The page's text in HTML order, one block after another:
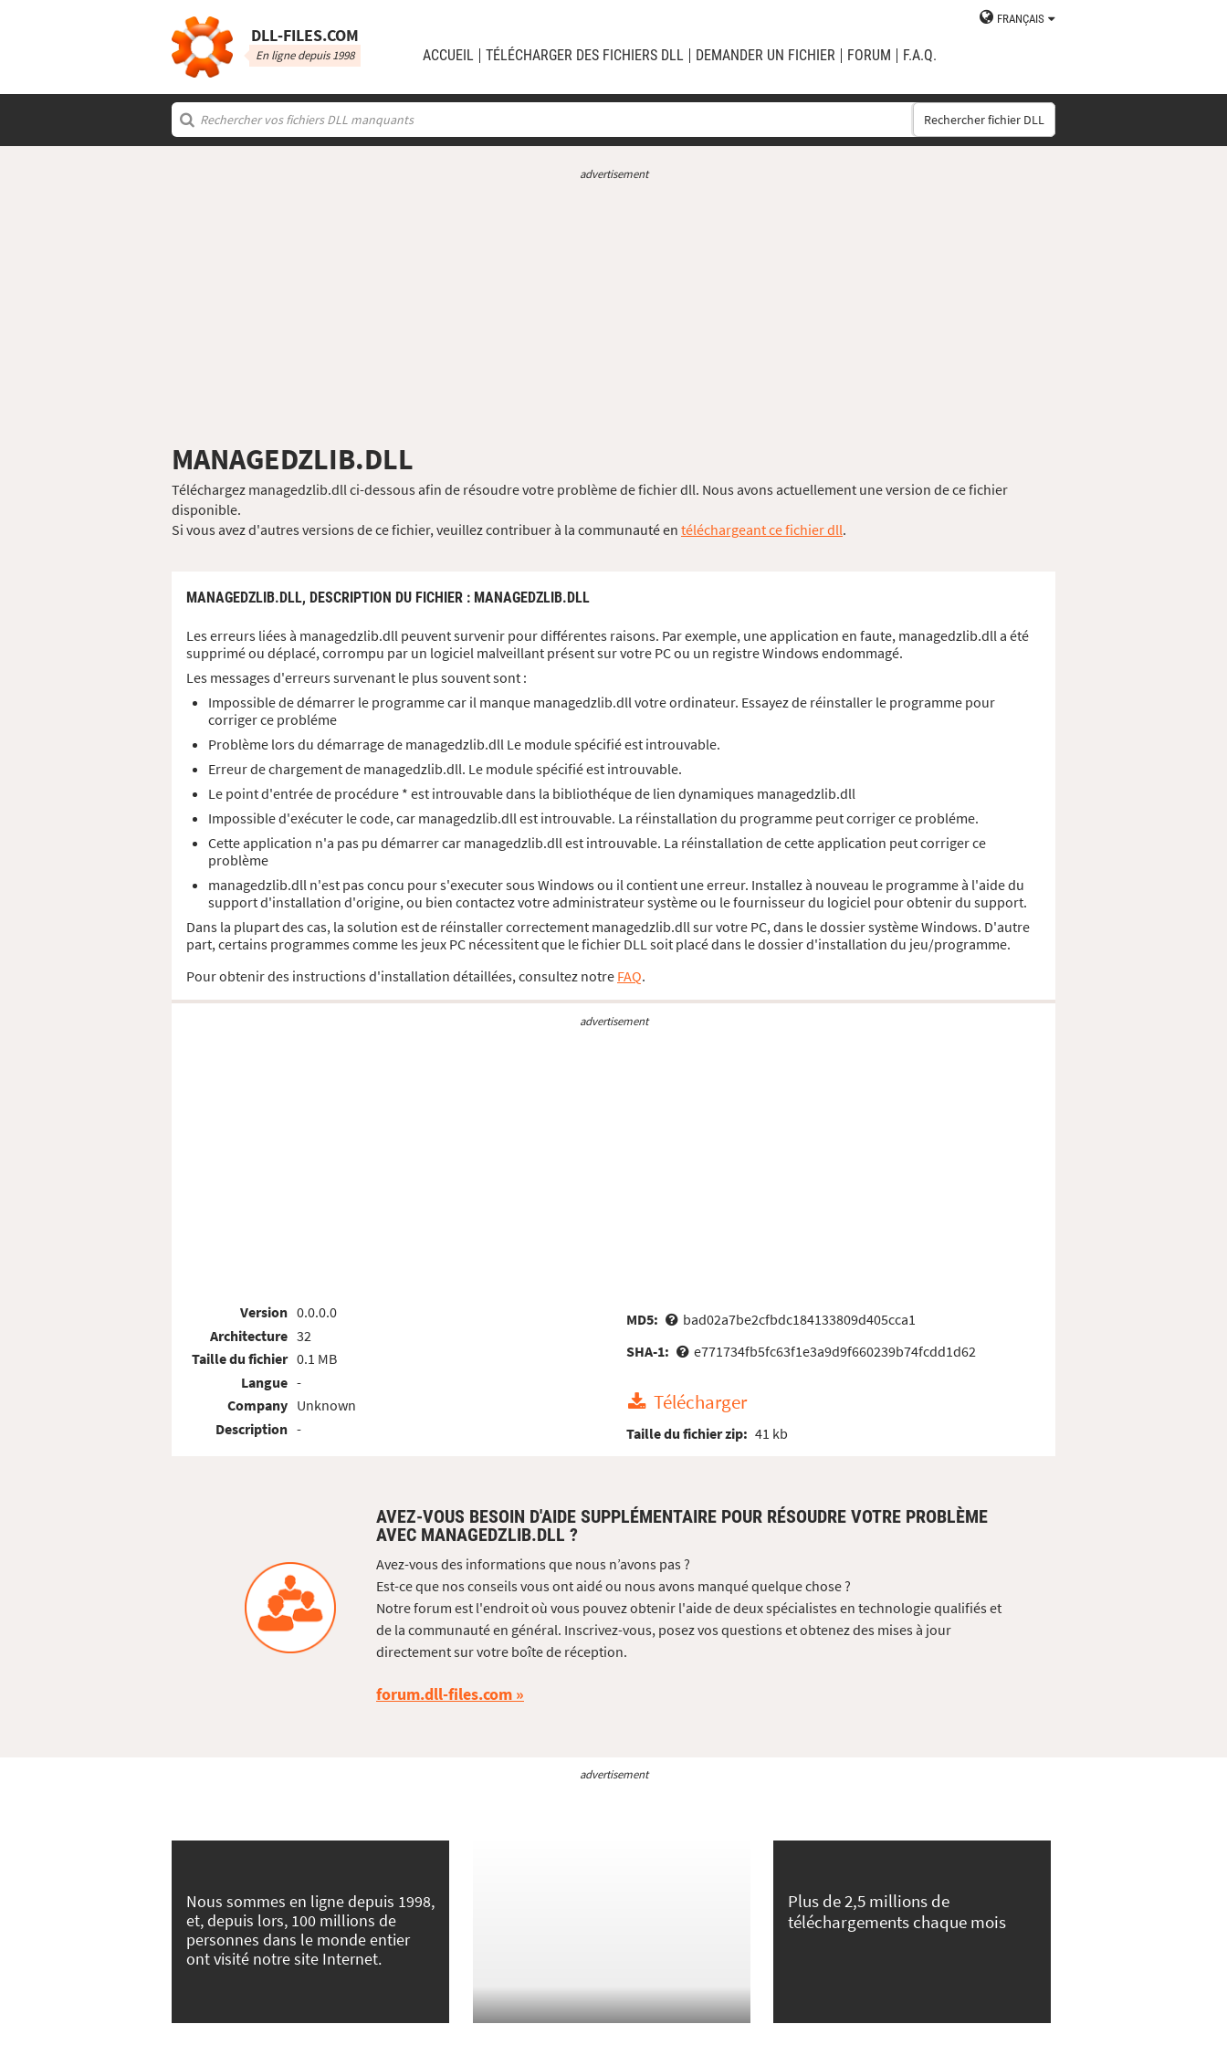
DLL‑FILES.COM
En ligne depuis 1998
FRANÇAIS
ACCUEIL TÉLÉCHARGER DES FICHIERS DLL DEMANDER UN FICHIER FORUM F.A.Q.
Rechercher fichier DLL
advertisement
MANAGEDZLIB.DLL
Téléchargez managedzlib.dll ci-dessous afin de résoudre votre problème de fichier dll. Nous avons actuellement une version de ce fichier
disponible.
Si vous avez d'autres versions de ce fichier, veuillez contribuer à la communauté en téléchargeant ce fichier dll.
MANAGEDZLIB.DLL, DESCRIPTION DU FICHIER : MANAGEDZLIB.DLL
Les erreurs liées à managedzlib.dll peuvent survenir pour différentes raisons. Par exemple, une application en faute, managedzlib.dll a été
supprimé ou déplacé, corrompu par un logiciel malveillant présent sur votre PC ou un registre Windows endommagé.
Les messages d'erreurs survenant le plus souvent sont :
Impossible de démarrer le programme car il manque managedzlib.dll votre ordinateur. Essayez de réinstaller le programme pour
corriger ce probléme
Problème lors du démarrage de managedzlib.dll Le module spécifié est introuvable.
Erreur de chargement de managedzlib.dll. Le module spécifié est introuvable.
Le point d'entrée de procédure * est introuvable dans la bibliothéque de lien dynamiques managedzlib.dll
Impossible d'exécuter le code, car managedzlib.dll est introuvable. La réinstallation du programme peut corriger ce probléme.
Cette application n'a pas pu démarrer car managedzlib.dll est introuvable. La réinstallation de cette application peut corriger ce
problème
managedzlib.dll n'est pas concu pour s'executer sous Windows ou il contient une erreur. Installez à nouveau le programme à l'aide du
support d'installation d'origine, ou bien contactez votre administrateur système ou le fournisseur du logiciel pour obtenir du support.
Dans la plupart des cas, la solution est de réinstaller correctement managedzlib.dll sur votre PC, dans le dossier système Windows. D'autre
part, certains programmes comme les jeux PC nécessitent que le fichier DLL soit placé dans le dossier d'installation du jeu/programme.
Pour obtenir des instructions d'installation détaillées, consultez notre FAQ.
advertisement
Version
Architecture
Taille du fichier
Langue
Company
Description
0.0.0.0
32
0.1 MB
-
Unknown
-
MD5:
bad02a7be2cfbdc184133809d405cca1
SHA-1:
e771734fb5fc63f1e3a9d9f660239b74fcdd1d62
Télécharger
Taille du fichier zip: 41 kb
AVEZ-VOUS BESOIN D'AIDE SUPPLÉMENTAIRE POUR RÉSOUDRE VOTRE PROBLÈME
AVEC MANAGEDZLIB.DLL ?
Avez-vous des informations que nous n’avons pas ?
Est-ce que nos conseils vous ont aidé ou nous avons manqué quelque chose ?
Notre forum est l'endroit où vous pouvez obtenir l'aide de deux spécialistes en technologie qualifiés et
de la communauté en général. Inscrivez-vous, posez vos questions et obtenez des mises à jour
directement sur votre boîte de réception.
forum.dll-files.com
advertisement
Nous sommes en ligne depuis 1998,
et, depuis lors, 100 millions de
personnes dans le monde entier
ont visité notre site Internet.
Plus de 2,5 millions de
téléchargements chaque mois